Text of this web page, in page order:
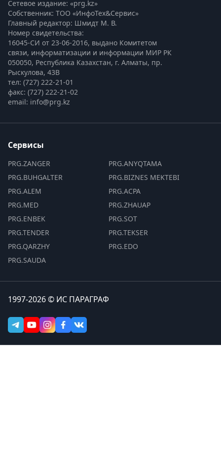
Сетевое издание: «prg.kz»
Собственник: ТОО «ИнфоТех&Сервис»
Главный редактор: Шмидт М. В.
Номер свидетельства:
16045-СИ от 23-06-2016, выдано Комитетом
связи, информатизации и информации МИР РК
050050, Республика Казахстан, г. Алматы, пр.
Рыскулова, 43В
тел: (727) 222-21-01
факс: (727) 222-21-02
email: info@prg.kz
Сервисы
PRG.ZANGER
PRG.BUHGALTER
PRG.ALEM
PRG.MED
PRG.ENBEK
PRG.TENDER
PRG.QARZHY
PRG.SAUDA
PRG.ANYQTAMA
PRG.BIZNES MEKTEBI
PRG.ACPA
PRG.ZHAUAP
PRG.SOT
PRG.TEKSER
PRG.EDO
1997-2026 © ИС ПАРАГРАФ